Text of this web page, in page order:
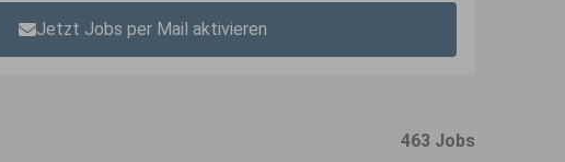
Jetzt Jobs per Mail aktivieren
463 Jobs